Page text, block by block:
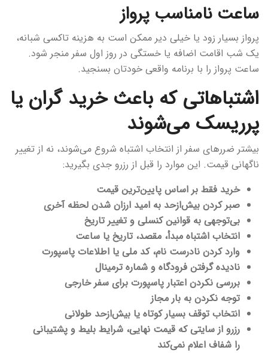
ساعت نامناسب پرواز
پرواز بسیار زود یا خیلی دیر ممکن است به هزینه تاکسی شبانه،
یک شب اقامت اضافه یا خستگی در روز اول سفر منجر شود.
ساعت پرواز را با برنامه واقعی خودتان بسنجید.
اشتباهاتی که باعث خرید گران یا
پرریسک می‌شوند
بیشتر ضررهای سفر از انتخاب اشتباه شروع می‌شوند، نه از تغییر
ناگهانی قیمت. این موارد را قبل از رزرو جدی بگیرید:
خرید فقط بر اساس پایین‌ترین قیمت
صبر کردن بیش‌ازحد به امید ارزان شدن لحظه آخری
بی‌توجهی به قوانین کنسلی و تغییر تاریخ
انتخاب اشتباه مبدأ، مقصد، تاریخ یا ساعت
وارد کردن نادرست نام، کد ملی یا اطلاعات پاسپورت
نادیده گرفتن فرودگاه و شماره ترمینال
بررسی نکردن اعتبار پاسپورت برای سفر خارجی
توجه نکردن به بار مجاز
انتخاب توقف بسیار کوتاه یا بیش‌ازحد طولانی
رزرو از سایتی که قیمت نهایی، شرایط بلیط و پشتیبانی
را شفاف اعلام نمی‌کند